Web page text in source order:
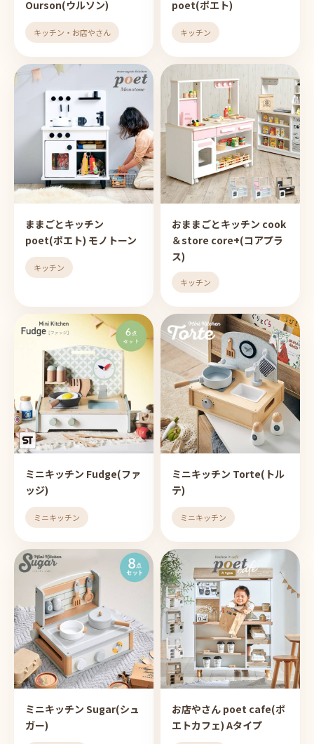
Ourson(ウルソン)
キッチン・お店やさん
poet(ポエト)
キッチン
ままごとキッチン
poet(ポエト) モノトーン
キッチン
おままごとキッチン cook
＆store core+(コアプラ
ス)
キッチン
ミニキッチン Fudge(ファ
ッジ)
ミニキッチン
ミニキッチン Torte(トル
テ)
ミニキッチン
ミニキッチン Sugar(シュ
ガー)
お店やさん poet cafe(ポ
エトカフェ) Aタイプ